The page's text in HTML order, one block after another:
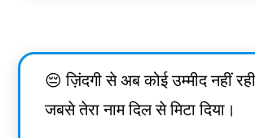
😔 ज़िंदगी से अब कोई उम्मीद नहीं
जबसे तेरा नाम दिल से मिटा दिया।